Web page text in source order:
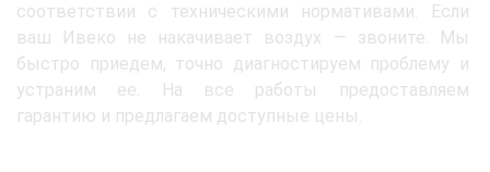
соответствии с техническими нормативами. Если
ваш Ивеко не накачивает воздух — звоните. Мы
быстро приедем, точно диагностируем проблему и
устраним ее. На все работы предоставляем
гарантию и предлагаем доступные цены.